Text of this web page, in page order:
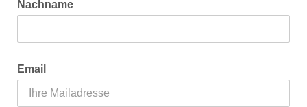
Nachname
Email